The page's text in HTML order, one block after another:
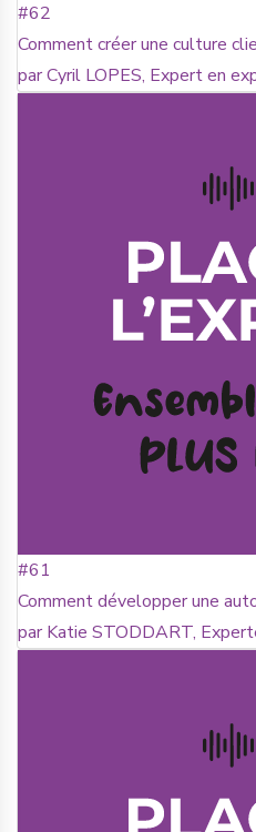
#62
Comment créer une culture
par Cyril LOPES, Expert en
#61
Comment développer une
par Katie STODDART,